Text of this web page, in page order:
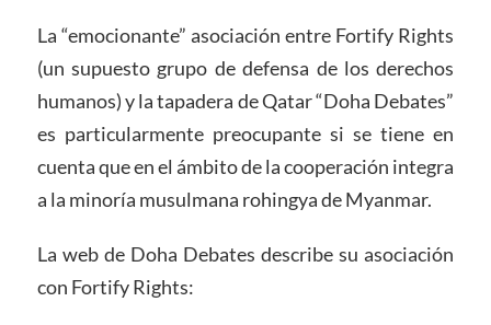
La “emocionante” asociación entre Fortify Rights
(un supuesto grupo de defensa de los derechos
humanos) y la tapadera de Qatar “Doha Debates”
es particularmente preocupante si se tiene en
cuenta que en el ámbito de la cooperación integra
a la minoría musulmana rohingya de Myanmar.
La web de Doha Debates describe su asociación
con Fortify Rights: